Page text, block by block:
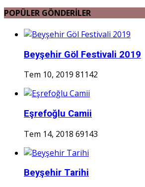
POPÜLER GÖNDERİLER
Beyşehir Göl Festivali 2019
Tem 10, 2019 81142
Eşrefoğlu Camii
Tem 14, 2018 69143
Beyşehir Tarihi